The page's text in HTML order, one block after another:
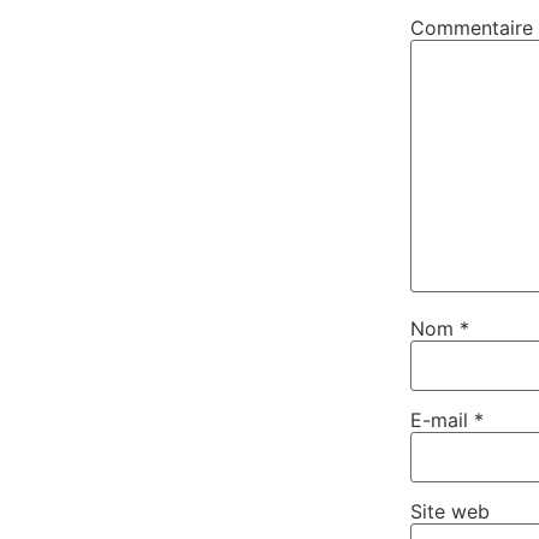
Commentaire
Nom *
E-mail *
Site web